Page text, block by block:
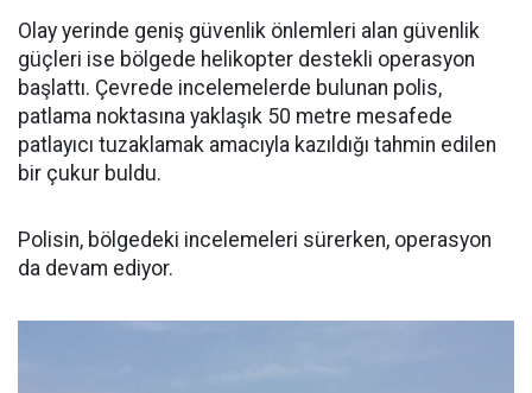
Olay yerinde geniş güvenlik önlemleri alan güvenlik
güçleri ise bölgede helikopter destekli operasyon
başlattı. Çevrede incelemelerde bulunan polis,
patlama noktasına yaklaşık 50 metre mesafede
patlayıcı tuzaklamak amacıyla kazıldığı tahmin edilen
bir çukur buldu.
Polisin, bölgedeki incelemeleri sürerken, operasyon
da devam ediyor.